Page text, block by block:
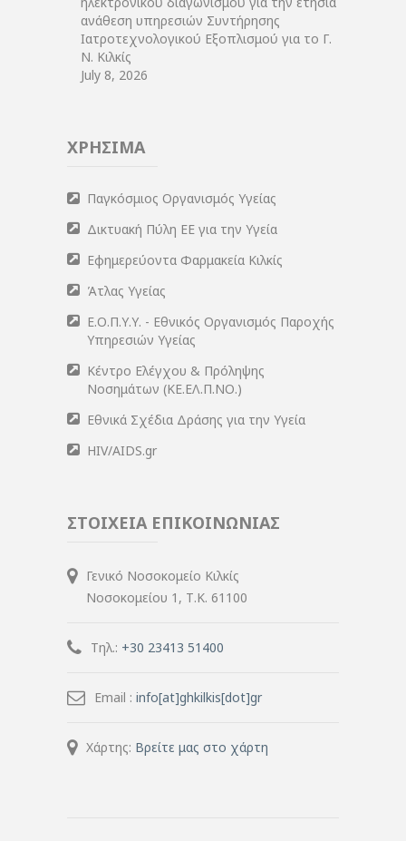
ανάθεση υπηρεσιών Συντήρησης
Ιατροτεχνολογικού Εξοπλισμού για το Γ.
Ν. Κιλκίς
July 8, 2026
ΧΡΗΣΙΜΑ
Παγκόσμιος Οργανισμός Υγείας
Δικτυακή Πύλη ΕΕ για την Υγεία
Εφημερεύοντα Φαρμακεία Κιλκίς
Άτλας Υγείας
Ε.Ο.Π.Υ.Υ. - Εθνικός Οργανισμός Παροχής
Υπηρεσιών Υγείας
Κέντρο Ελέγχου & Πρόληψης
Νοσημάτων (ΚΕ.ΕΛ.Π.ΝΟ.)
Εθνικά Σχέδια Δράσης για την Υγεία
HIV/AIDS.gr
ΣΤΟΙΧΕΙΑ ΕΠΙΚΟΙΝΩΝΙΑΣ
Γενικό Νοσοκομείο Κιλκίς
Νοσοκομείου 1, Τ.Κ. 61100
Τηλ.: +30 23413 51400
Email : info[at]ghkilkis[dot]gr
Χάρτης: Βρείτε μας στο χάρτη